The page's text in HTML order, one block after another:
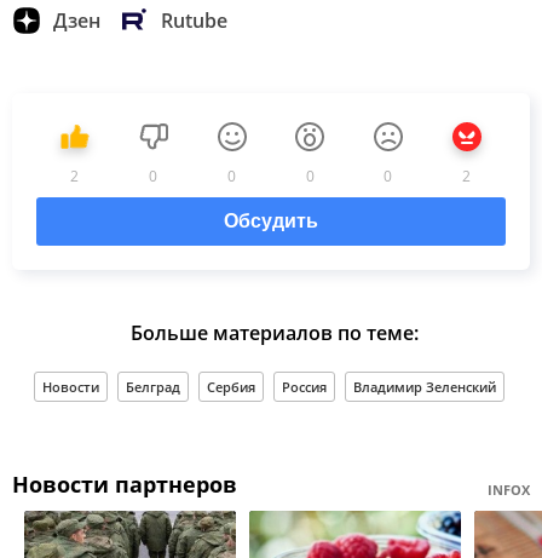
Дзен Rutube
2 0 0 0 0 2
Обсудить
Больше материалов по теме:
Новости Белград Сербия Россия Владимир Зеленский
Новости партнеров INFOX